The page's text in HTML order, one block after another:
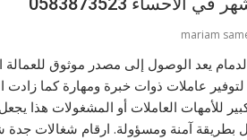
mariam
يعد الوصول إلى مصدر موثوق للعمالة
لتوفير عاملات ذوات خبرة ومهارة كما
للأمهات العاملات أو المشغولات هذا
بطريقة آمنة ومسؤولة. ارقام شغالات جدة